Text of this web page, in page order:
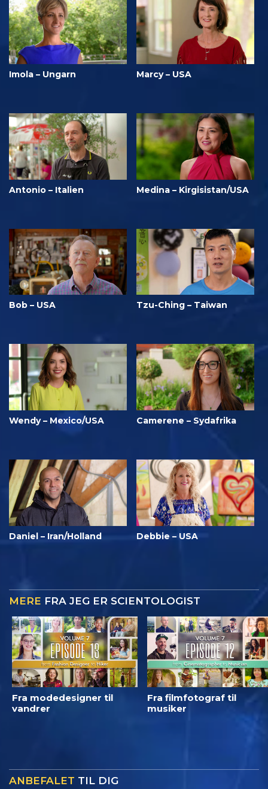
Imola – Ungarn Marcy – USA
Antonio – Italien Medina – Kirgisistan/USA
Bob – USA Tzu-Ching – Taiwan
Wendy – Mexico/USA Camerene – Sydafrika
Daniel – Iran/Holland Debbie – USA
MERE FRA JEG ER SCIENTOLOGIST
Fra modedesigner til
vandrer
Fra filmfotograf til
musiker
ANBEFALET TIL DIG